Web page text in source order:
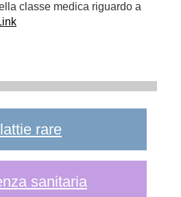
classe medica riguardo a
rare
sanitaria